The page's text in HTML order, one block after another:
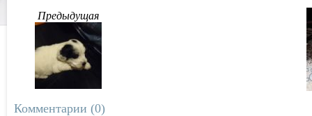
Предыдущая
Комментарии (0)